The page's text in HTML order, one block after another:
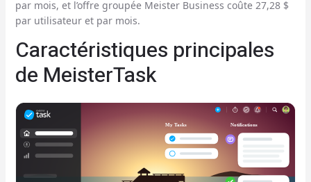
par mois, et l’offre groupée Meister Business coûte 27,28 $
par utilisateur et par mois.
Caractéristiques principales
de MeisterTask